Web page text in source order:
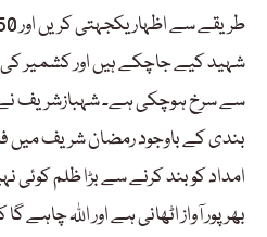
شہید کیے جاچکے ہیں اور کشمیر
سے سرخ ہوچکی ہے۔ شہبازشریف
بندی کے باوجود رمضان شریف میں
امداد کو بند کرنے سے بڑا ظلم کوئی
بھرپور آواز اٹھانی ہے اور اللہ